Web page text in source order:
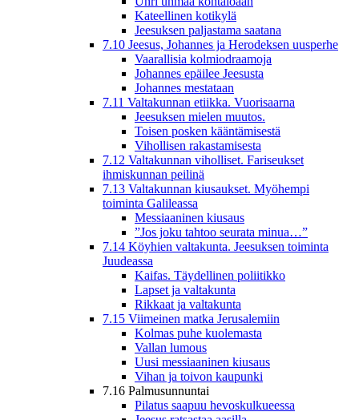
Kateellinen kotikylä
Jeesuksen paljastama saatana
7.10 Jeesus, Johannes ja Herodeksen uusperhe
Vaarallisia kolmiodraamoja
Johannes epäilee Jeesusta
Johannes mestataan
7.11 Valtakunnan etiikka. Vuorisaarna
Jeesuksen mielen muutos.
Toisen posken kääntämisestä
Vihollisen rakastamisesta
7.12 Valtakunnan viholliset. Fariseukset
ihmiskunnan peilinä
7.13 Valtakunnan kiusaukset. Myöhempi
toiminta Galileassa
Messiaaninen kiusaus
”Jos joku tahtoo seurata minua…”
7.14 Köyhien valtakunta. Jeesuksen toiminta
Juudeassa
Kaifas. Täydellinen poliitikko
Lapset ja valtakunta
Rikkaat ja valtakunta
7.15 Viimeinen matka Jerusalemiin
Kolmas puhe kuolemasta
Vallan lumous
Uusi messiaaninen kiusaus
Vihan ja toivon kaupunki
7.16 Palmusunnuntai
Pilatus saapuu hevoskulkueessa